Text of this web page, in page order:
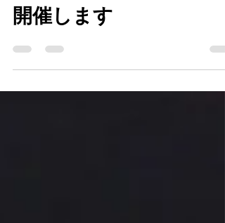
ち抜く心と体を作る~を
開催します